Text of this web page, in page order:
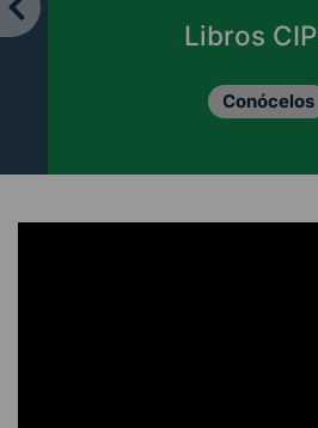
Libros
Conócelos